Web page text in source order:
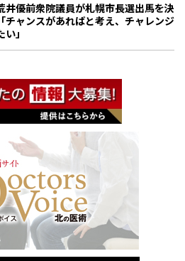
井優前衆院議員が札幌市長選出馬を決
チャンスがあればと考え、チャレンジ
」